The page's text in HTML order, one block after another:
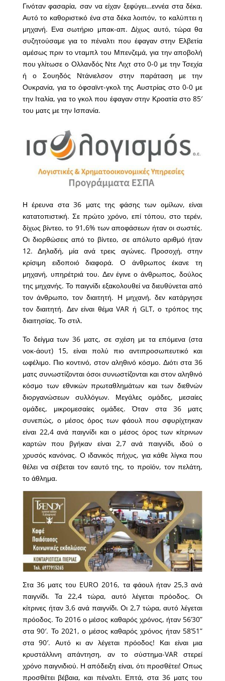
Γινόταν φασαρία, σαν να είχαν ξεφύγει…εννέα στα δέκα.
Αυτό το καθοριστικό ένα στα δέκα λοιπόν, το καλύπτει η
μηχανή. Ενα σωτήριο μπακ-απ. Δίχως αυτό, τώρα θα
συζητούσαμε για το πέναλτι που έφαγαν στην Ελβετία
αμέσως πριν το νταμπλ του Μπενζεμά, για την αποβολή
που γλίτωσε ο Ολλανδός Ντε Λιχτ στο 0-0 με την Τσεχία
ή ο Σουηδός Ντάνιελσον στην παράταση με την
Ουκρανία, για το όφσαϊντ-γκολ της Αυστρίας στο 0-0 με
την Ιταλία, για το γκολ που έφαγαν στην Κροατία στο 85′
του ματς με την Ισπανία.
Η έρευνα στα 36 ματς της φάσης των ομίλων, είναι
κατατοπιστική. Σε πρώτο χρόνο, επί τόπου, στο τερέν,
δίχως βίντεο, το 91,6% των αποφάσεων ήταν οι σωστές.
Οι διορθώσεις από το βίντεο, σε απόλυτο αριθμό ήταν
12. Δηλαδή, μία ανά τρεις αγώνες. Προσοχή, στην
κρίσιμη ειδοποιό διαφορά. Ο άνθρωπος έκανε τη
μηχανή, υπηρέτριά του. Δεν έγινε ο άνθρωπος, δούλος
της μηχανής. Το παιγνίδι εξακολουθεί να διευθύνεται από
τον άνθρωπο, τον διαιτητή. Η μηχανή, δεν κατάργησε
τον διαιτητή. Δεν είναι θέμα VAR ή GLT, ο τρόπος της
διαιτησίας. Το στιλ.
Το δείγμα των 36 ματς, σε σχέση με τα επόμενα (στα
νοκ-άουτ) 15, είναι πολύ πιο αντιπροσωπευτικό και
ωφέλιμο. Πιο κοντινό, στον αληθινό κόσμο. Διότι στα 36
ματς συνωστίζονται όσοι συνωστίζονται και στον αληθινό
κόσμο των εθνικών πρωταθλημάτων και των διεθνών
διοργανώσεων συλλόγων. Μεγάλες ομάδες, μεσαίες
ομάδες, μικρομεσαίες ομάδες. Όταν στα 36 ματς
συνεπώς, ο μέσος όρος των φάουλ που σφυρίχτηκαν
είναι 22,4 ανά παιγνίδι και ο μέσος όρος των κίτρινων
καρτών που βγήκαν είναι 2,7 ανά παιγνίδι, ιδού ο
χρυσός κανόνας. Ο ιδανικός πήχυς, για κάθε λίγκα που
θέλει να σέβεται τον εαυτό της, το προϊόν, τον πελάτη,
το άθλημα.
Στα 36 ματς του EURO 2016, τα φάουλ ήταν 25,3 ανά
παιγνίδι. Τα 22,4 τώρα, αυτό λέγεται πρόοδος. Οι
κίτρινες ήταν 3,6 ανά παιγνίδι. Οι 2,7 τώρα, αυτό λέγεται
πρόοδος. Το 2016 ο μέσος καθαρός χρόνος, ήταν 56’30”
στα 90′. Το 2021, ο μέσος καθαρός χρόνος ήταν 58’51”
στα 90′. Αυτό κι αν λέγεται πρόοδος! Και είναι μια
κρυστάλλινη απάντηση, αν το σύστημα-VAR στερεί
χρόνο παιγνιδιού. Η απόδειξη είναι, ότι προσθέτει! Οπως
προσθέτει βέβαια, και πέναλτι. Επτά, στα 36 ματς του